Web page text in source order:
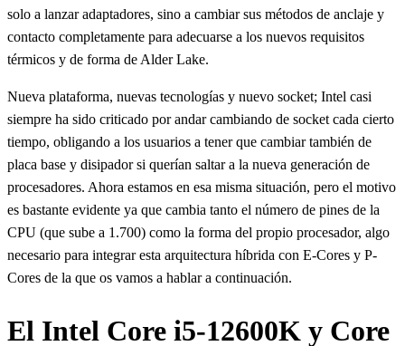
solo a lanzar adaptadores, sino a cambiar sus métodos de anclaje y
contacto completamente para adecuarse a los nuevos requisitos
térmicos y de forma de Alder Lake.
Nueva plataforma, nuevas tecnologías y nuevo socket; Intel casi
siempre ha sido criticado por andar cambiando de socket cada cierto
tiempo, obligando a los usuarios a tener que cambiar también de
placa base y disipador si querían saltar a la nueva generación de
procesadores. Ahora estamos en esa misma situación, pero el motivo
es bastante evidente ya que cambia tanto el número de pines de la
CPU (que sube a 1.700) como la forma del propio procesador, algo
necesario para integrar esta arquitectura híbrida con E-Cores y P-
Cores de la que os vamos a hablar a continuación.
El Intel Core i5-12600K y Core